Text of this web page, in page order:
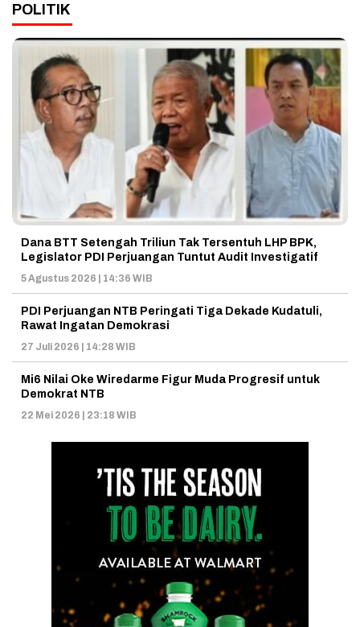
POLITIK
Dana BTT Setengah Triliun Tak Tersentuh LHP BPK,
Legislator PDI Perjuangan Tuntut Audit Investigatif
5 Agustus 2026 | 14:36 WIB
PDI Perjuangan NTB Peringati Tiga Dekade Kudatuli,
Rawat Ingatan Demokrasi
27 Juli 2026 | 14:28 WIB
Mi6 Nilai Oke Wiredarme Figur Muda Progresif untuk
Demokrat NTB
22 Mei 2026 | 23:18 WIB